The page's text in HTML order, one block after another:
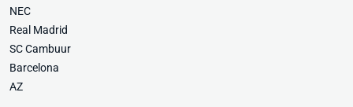
NEC
Real Madrid
SC Cambuur
Barcelona
AZ